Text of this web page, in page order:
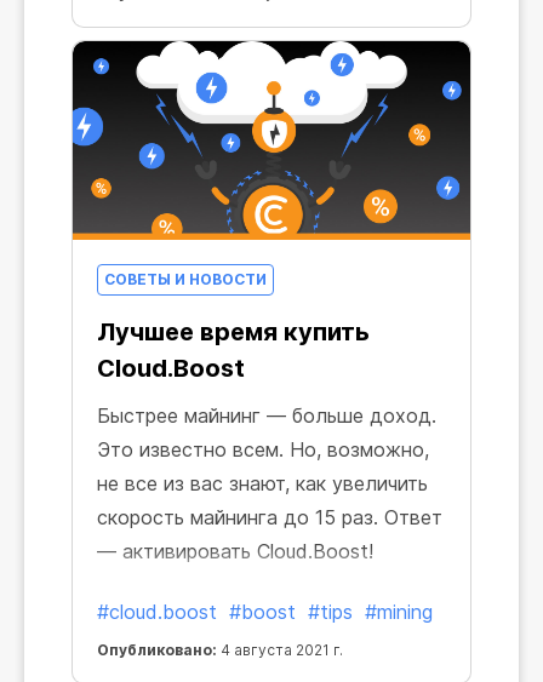
СОВЕТЫ И НОВОСТИ
Лучшее время купить
Cloud.Boost
Быстрее майнинг — больше доход.
Это известно всем. Но, возможно,
не все из вас знают, как увеличить
скорость майнинга до 15 раз. Ответ
— активировать Cloud.Boost!
#cloud.boost #boost #tips #mining
Опубликовано: 4 августа 2021 г.